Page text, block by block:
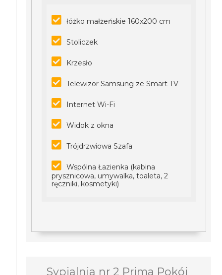
łóżko małżeńskie 160x200 cm
Stoliczek
Krzesło
Telewizor Samsung ze Smart TV
Internet Wi-Fi
Widok z okna
Trójdrzwiowa Szafa
Wspólna Łazienka (kabina
prysznicowa, umywalka, toaleta, 2
ręczniki, kosmetyki)
Sypialnia nr 2 Prima Pokój